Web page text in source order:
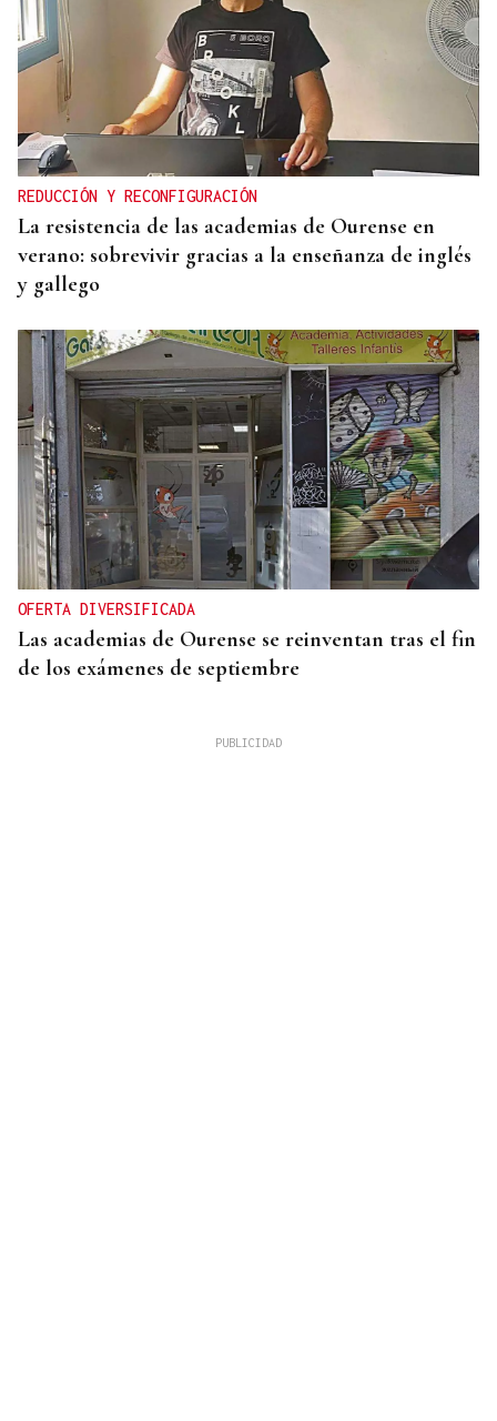
REDUCCIÓN Y RECONFIGURACIÓN
La resistencia de las academias de Ourense en
verano: sobrevivir gracias a la enseñanza de inglés
y gallego
OFERTA DIVERSIFICADA
Las academias de Ourense se reinventan tras el fin
de los exámenes de septiembre